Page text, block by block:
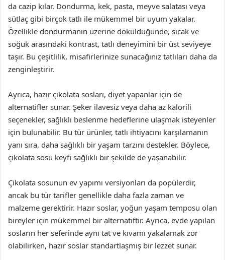
da cazip kılar. Dondurma, kek, pasta, meyve salatası veya
sütlaç gibi birçok tatlı ile mükemmel bir uyum yakalar.
Özellikle dondurmanın üzerine döküldüğünde, sıcak ve
soğuk arasındaki kontrast, tatlı deneyimini bir üst seviyeye
taşır. Bu çeşitlilik, misafirlerinize sunacağınız tatlıları daha da
zenginleştirir.
Ayrıca, hazır çikolata sosları, diyet yapanlar için de
alternatifler sunar. Şeker ilavesiz veya daha az kalorili
seçenekler, sağlıklı beslenme hedeflerine ulaşmak isteyenler
için bulunabilir. Bu tür ürünler, tatlı ihtiyacını karşılamanın
yanı sıra, daha sağlıklı bir yaşam tarzını destekler. Böylece,
çikolata sosu keyfi sağlıklı bir şekilde de yaşanabilir.
Çikolata sosunun ev yapımı versiyonları da popülerdir,
ancak bu tür tarifler genellikle daha fazla zaman ve
malzeme gerektirir. Hazır soslar, yoğun yaşam temposu olan
bireyler için mükemmel bir alternatiftir. Ayrıca, evde yapılan
sosların her seferinde aynı tat ve kıvamı yakalamak zor
olabilirken, hazır soslar standartlaşmış bir lezzet sunar.